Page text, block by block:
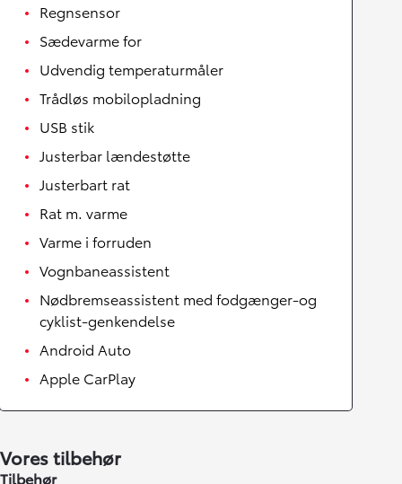
Regnsensor
Sædevarme for
Udvendig temperaturmåler
Trådløs mobilopladning
USB stik
Justerbar lændestøtte
Justerbart rat
Rat m. varme
Varme i forruden
Vognbaneassistent
Nødbremseassistent med fodgænger-og
cyklist-genkendelse
Android Auto
Apple CarPlay
Vores tilbehør
Tilbehør